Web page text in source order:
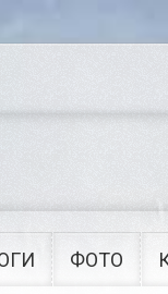
Приключения
Мультфильмы
Клипы
Поп
ФОТО